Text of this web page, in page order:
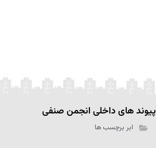
پیوند های داخلی انجمن صنفی
ابر برچسب ها